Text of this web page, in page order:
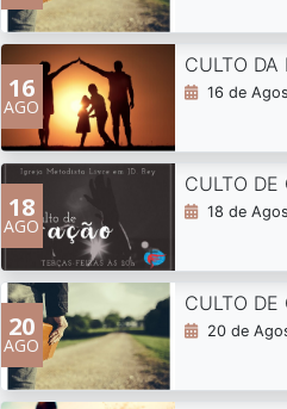
16
AGO
CULTO DA
16 de
18
AGO
CULTO DE
18 de
20
AGO
CULTO DE
20 de